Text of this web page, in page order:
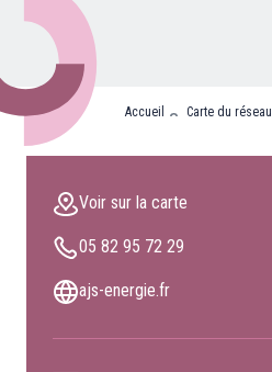
Nos partenaires
Clients professionnels
Accueil Carte du réseau
Voir sur la carte
05 82 95 72 29
ajs-energie.fr